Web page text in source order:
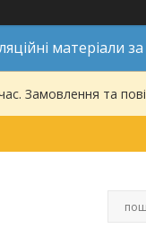
матеріали
Замовлення та